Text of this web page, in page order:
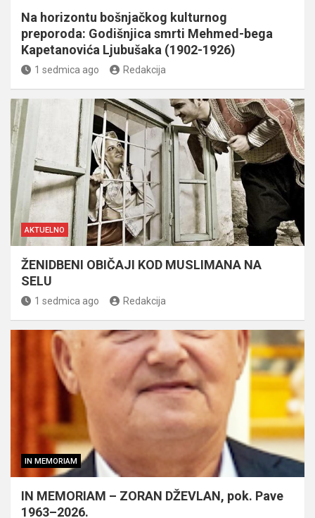
Na horizontu bošnjačkog kulturnog
preporoda: Godišnjica smrti Mehmed-bega
Kapetanovića Ljubušaka (1902-1926)
1 sedmica ago Redakcija
AKTUELNO
ŽENIDBENI OBIČAJI KOD MUSLIMANA NA
SELU
1 sedmica ago Redakcija
IN MEMORIAM
IN MEMORIAM – ZORAN DŽEVLAN, pok. Pave
1963–2026.